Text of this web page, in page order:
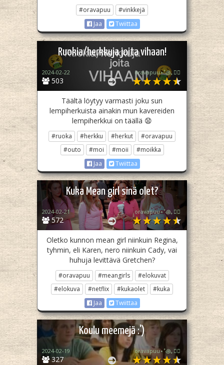
#oravapuu
#vinkkejä
Jaa
Twiittaa
Ruokia/herkkuja joita vihaan!
503
2024-02-22 oravapuu⋆˚꩜｡🏳️‍🌈
Täältä löytyy varmasti joku sun
lempiherkuista ainakin mun kavereiden
lempiherkkui on täällä 😧
#ruoka #herkku #herkut
#oravapuu
#outo
#moi #moii
#moikka
Jaa
Twiittaa
Kuka Mean girl sinä olet?
572
2024-02-21 oravapuu⋆˚꩜｡🏳️‍🌈
Oletko kunnon mean girl niinkuin Regina,
tyhmin, eli Karen, nero niinkuin Cady, vai
huhuja levittävä Gretchen?
#oravapuu #meangirls
#elokuvat
#elokuva
#netflix #kukaolet
#kuka
Jaa
Twiittaa
Koulu meemejä :')
327
2024-02-19 oravapuu⋆˚꩜｡🏳️‍🌈